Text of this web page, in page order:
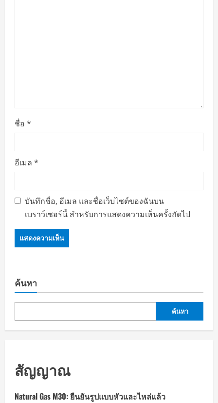
ชื่อ *
อีเมล *
บันทึกชื่อ, อีเมล และชื่อเว็บไซต์ของฉันบน
เบราว์เซอร์นี้ สำหรับการแสดงความเห็นครั้งถัดไป
ค้นหา
ค้นหา
สัญญาณ
Natural Gas M30: ยืนยันรูปแบบหัวและไหล่แล้ว